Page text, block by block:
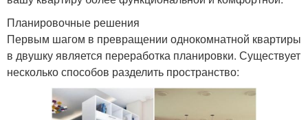
Планировочные решения
Первым шагом в превращении однокомнатной квартиры
в двушку является переработка планировки. Существует
несколько способов разделить пространство: